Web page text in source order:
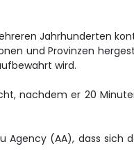
Jahrhunderten
und Provinzen
wird.
nachdem er 20
(AA), dass sich